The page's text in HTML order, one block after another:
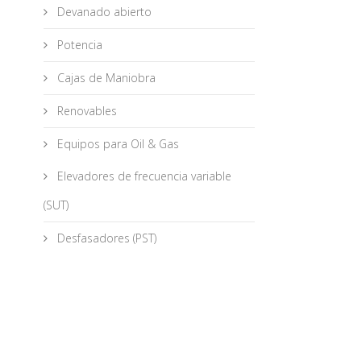
Devanado abierto
Potencia
Cajas de Maniobra
Renovables
Equipos para Oil & Gas
Elevadores de frecuencia variable
(SUT)
Desfasadores (PST)